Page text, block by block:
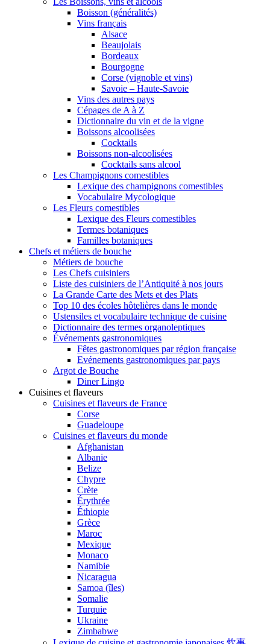
Boisson (généralités)
Vins français
Alsace
Beaujolais
Bordeaux
Bourgogne
Corse (vignoble et vins)
Savoie – Haute-Savoie
Vins des autres pays
Cépages de A à Z
Dictionnaire du vin et de la vigne
Boissons alcoolisées
Cocktails
Boissons non-alcoolisées
Cocktails sans alcool
Les Champignons comestibles
Lexique des champignons comestibles
Vocabulaire Mycologique
Les Fleurs comestibles
Lexique des Fleurs comestibles
Termes botaniques
Familles botaniques
Chefs et métiers de bouche
Métiers de bouche
Les Chefs cuisiniers
Liste des cuisiniers de l’Antiquité à nos jours
La Grande Carte des Mets et des Plats
Top 10 des écoles hôtelières dans le monde
Ustensiles et vocabulaire technique de cuisine
Dictionnaire des termes organoleptiques
Événements gastronomiques
Fêtes gastronomiques par région française
Evénements gastronomiques par pays
Argot de Bouche
Diner Lingo
Cuisines et flaveurs
Cuisines et flaveurs de France
Corse
Guadeloupe
Cuisines et flaveurs du monde
Afghanistan
Albanie
Belize
Chypre
Crète
Érythrée
Éthiopie
Grèce
Maroc
Mexique
Monaco
Namibie
Nicaragua
Samoa (îles)
Somalie
Turquie
Ukraine
Zimbabwe